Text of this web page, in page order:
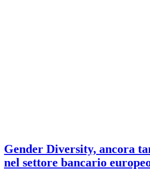
Gender Diversity, ancora
nel settore bancario